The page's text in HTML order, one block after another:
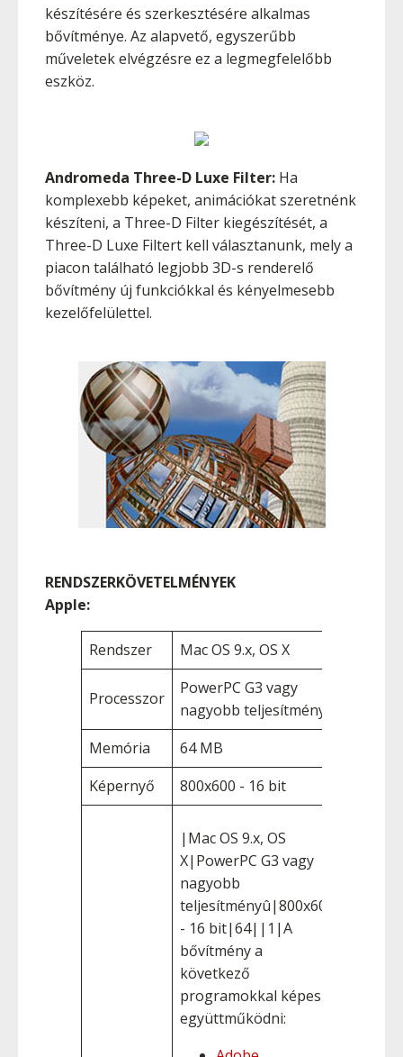
készítésére és szerkesztésére alkalmas
bővítménye. Az alapvető, egyszerűbb
műveletek elvégzésre ez a legmegfelelőbb
eszköz.
Andromeda Three-D Luxe Filter: Ha
komplexebb képeket, animációkat szeretnénk
készíteni, a Three-D Filter kiegészítését, a
Three-D Luxe Filtert kell választanunk, mely a
piacon található legjobb 3D-s renderelő
bővítmény új funkciókkal és kényelmesebb
kezelőfelülettel.
RENDSZERKÖVETELMÉNYEK
Apple:
Rendszer Mac OS 9.x, OS X
Processzor
PowerPC G3 vagy
nagyobb teljesítményû
Memória
64 MB
Képernyő
800x600 - 16 bit
|Mac OS 9.x, OS
X|PowerPC G3 vagy
nagyobb
teljesítményû|800x600
- 16 bit|64||1|A
bővítmény a
következő
programokkal képes
együttműködni: